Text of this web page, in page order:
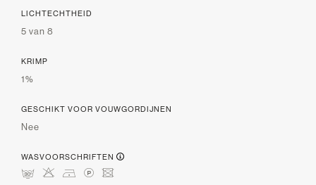
LICHTECHTHEID
5 van 8
KRIMP
1%
GESCHIKT VOOR VOUWGORDIJNEN
Nee
WASVOORSCHRIFTEN
mHDLU